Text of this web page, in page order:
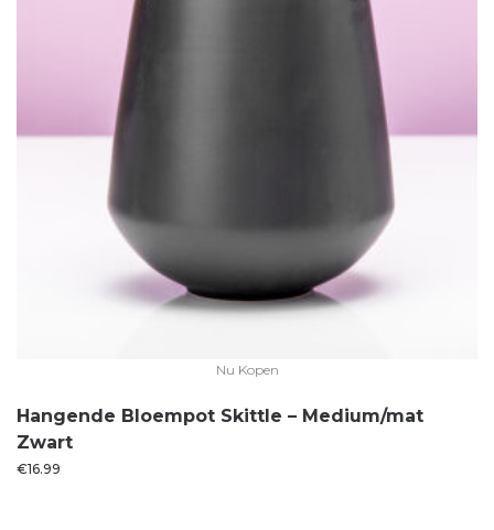
Nu Kopen
Hangende Bloempot Skittle – Medium/mat
Zwart
€16.99